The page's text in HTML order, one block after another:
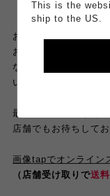
お店のSNSは毎日更新
お得な情報やイベン
なども発信している
いね。
最後までご覧頂きあ
店舗でもお待ちしてお
画像tapでオンライン
（店舗受け取りで送
This is the
ship to the US.